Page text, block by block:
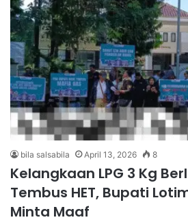
bila salsabila April 13, 2026 8
Kelangkaan LPG 3 Kg
Tembus HET, Bupati
Minta Maaf